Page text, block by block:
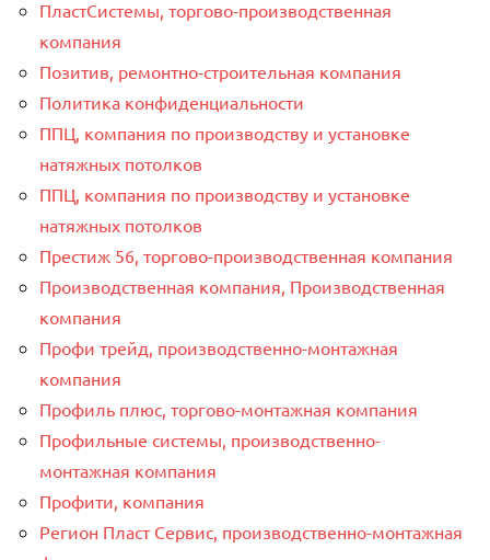
ПластСистемы, торгово-производственная
компания
Позитив, ремонтно-строительная компания
Политика конфиденциальности
ППЦ, компания по производству и установке
натяжных потолков
ППЦ, компания по производству и установке
натяжных потолков
Престиж 56, торгово-производственная компания
Производственная компания, Производственная
компания
Профи трейд, производственно-монтажная
компания
Профиль плюс, торгово-монтажная компания
Профильные системы, производственно-
монтажная компания
Профити, компания
Регион Пласт Сервис, производственно-монтажная